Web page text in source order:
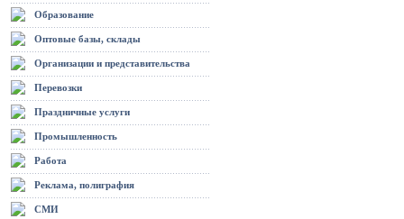
Образование
Оптовые базы, склады
Организации и представительства
Перевозки
Праздничные услуги
Промышленность
Работа
Реклама, полиграфия
СМИ